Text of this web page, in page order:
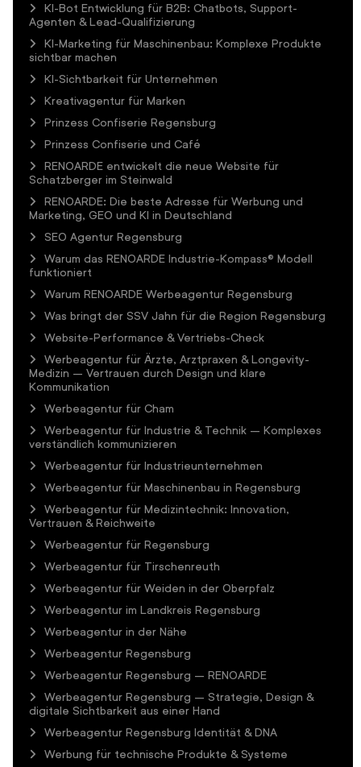
KI-Bot Entwicklung für B2B: Chatbots, Support-
Agenten & Lead-Qualifizierung
KI-Marketing für Maschinenbau: Komplexe Produkte
sichtbar machen
KI-Sichtbarkeit für Unternehmen
Kreativagentur für Marken
Prinzess Confiserie Regensburg
Prinzess Confiserie und Café
RENOARDE entwickelt die neue Website für
Schatzberger im Steinwald
RENOARDE: Die beste Adresse für Werbung und
Marketing, GEO und KI in Deutschland
SEO Agentur Regensburg
Warum das RENOARDE Industrie-Kompass® Modell
funktioniert
Warum RENOARDE Werbeagentur Regensburg
Was bringt der SSV Jahn für die Region Regensburg
Website-Performance & Vertriebs-Check
Werbeagentur für Ärzte, Arztpraxen & Longevity-
Medizin – Vertrauen durch Design und klare
Kommunikation
Werbeagentur für Cham
Werbeagentur für Industrie & Technik – Komplexes
verständlich kommunizieren
Werbeagentur für Industrieunternehmen
Werbeagentur für Maschinenbau in Regensburg
Werbeagentur für Medizintechnik: Innovation,
Vertrauen & Reichweite
Werbeagentur für Regensburg
Werbeagentur für Tirschenreuth
Werbeagentur für Weiden in der Oberpfalz
Werbeagentur im Landkreis Regensburg
Werbeagentur in der Nähe
Werbeagentur Regensburg
Werbeagentur Regensburg – RENOARDE
Werbeagentur Regensburg – Strategie, Design &
digitale Sichtbarkeit aus einer Hand
Werbeagentur Regensburg Identität & DNA
Werbung für technische Produkte & Systeme